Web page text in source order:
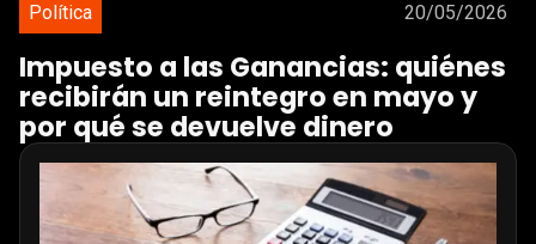
Política 20/05/2026
Impuesto a las Ganancias: quiénes
recibirán un reintegro en mayo y
por qué se devuelve dinero